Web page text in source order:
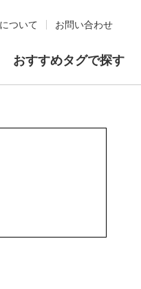
ついて お問い合わせ
おすすめタグで探す